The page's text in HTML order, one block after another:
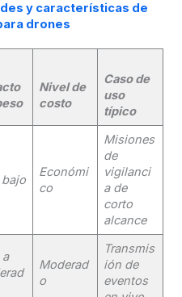
y características de
drones
Nivel de
costo
Caso de
uso
típico
Económi
co
Misiones
de
vigilanci
a de
corto
alcance
a
Moderad
o
Transmis
ión de
eventos